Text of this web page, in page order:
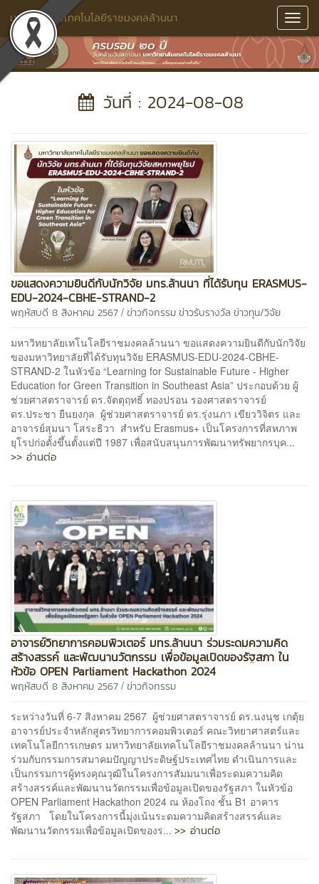
มหาวิทยาลัยเทคโนโลยีราชมงคลล้านนา
วันที่ : 2024-08-08
ขอแสดงความยินดีกับนักวิจัย มทร.ล้านนา ที่ได้รับทุน ERASMUS-
EDU-2024-CBHE-STRAND-2
พฤหัสบดี 8 สิงหาคม 2567 / ข่าวกิจกรรมข่าวรับรางวัลข่าวทุน/วิจัย
มหาวิทยาลัยเทโนโลยีราชมงคลล้านนา ขอแสดงความยินดีกับนักวิจัย
ของมหาวิทยาลัยที่ได้รับทุนวิจัย ERASMUS-EDU-2024-CBHE-
STRAND-2 ในหัวข้อ “Learning for Sustainable Future - Higher
Education for Green Transition in Southeast Asia” ประกอบด้วย ผู้
ช่วยศาสตราจารย์ ดร.จัตตุฤทธิ์ ทองปรอน รองศาสตราจารย์
ดร.ประชา ยืนยงกุล ผู้ช่วยศาสตราจารย์ ดร.รุ่งนภา เขียววิจิตร และ
อาจารย์สุมนา โสระธิวา สำหรับ Erasmus+ เป็นโครงการที่สหภาพ
ยุโรปก่อตั้งขึ้นตั้งแต่ปี 1987 เพื่อสนับสนุนการพัฒนาทรัพยากรบุค...
>> อ่านต่อ
อาจารย์วิทยาการคอมพิวเตอร์ มทร.ล้านนา ร่วมระดมความคิด
สร้างสรรค์ และพัฒนานวัตกรรม เพื่อข้อมูลเปิดของรัฐสภา ใน
หัวข้อ OPEN Parliament Hackathon 2024
พฤหัสบดี 8 สิงหาคม 2567 / ข่าวกิจกรรม
ระหว่างวันที่ 6-7 สิงหาคม 2567 ผู้ช่วยศาสตราจารย์ ดร.นงนุช เกตุ้ย
อาจารย์ประจำหลักสูตรวิทยาการคอมพิวเตอร์ คณะวิทยาศาสตร์และ
เทคโนโลยีการเกษตร มหาวิทยาลัยเทคโนโลยีราชมงคลล้านนา น่าน
ร่วมกับกรรมการสมาคมปัญญาประดิษฐ์ประเทศไทย ดำเนินการและ
เป็นกรรมการผู้ทรงคุณวุฒิในโครงการสัมมนาเพื่อระดมความคิด
สร้างสรรค์และพัฒนานวัตกรรมเพื่อข้อมูลเปิดของรัฐสภา ในหัวข้อ
OPEN Parliament Hackathon 2024 ณ ห้องโถง ชั้น B1 อาคาร
รัฐสภา โดยในโครงการนี้มุ่งเน้นระดมความคิดสร้างสรรค์และ
พัฒนานวัตกรรมเพื่อข้อมูลเปิดของร... >> อ่านต่อ